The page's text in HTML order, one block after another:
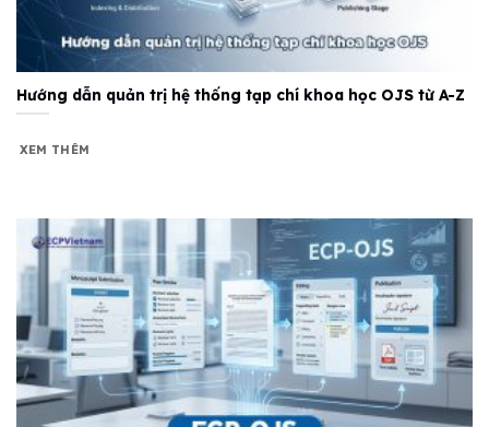
Hướng dẫn quản trị hệ thống tạp chí khoa học OJS từ A-Z
XEM THÊM